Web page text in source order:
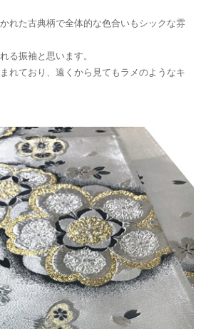
れた古典柄で全体的な色合いもシックな雰
る振袖と思います。
れており、遠くから見てもラメのようなキ